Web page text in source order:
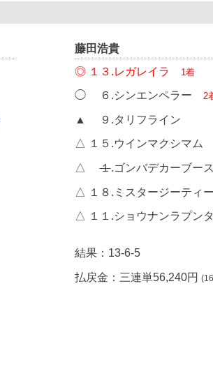
藤田浩貴
◎ １３.レガレイラ 1着
◯ ６.シンエンペラー 2
▲ ９.タリフライン
△ １５.ウインマクシマム
△１.ゴンバデカーブー
△ １８.ミスタージーティー
△ １１.ショウナンラプンタ
結果：13-6-5
払戻金：三連単56,240円